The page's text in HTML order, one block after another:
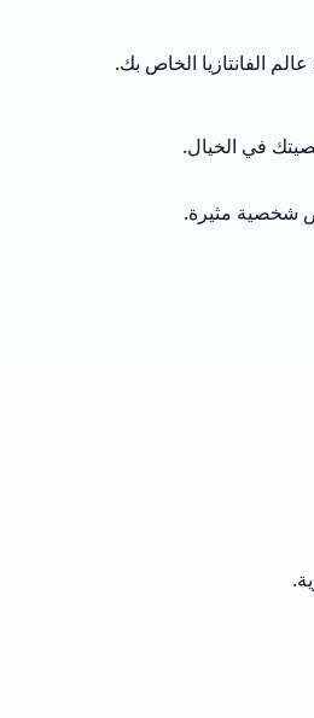
الفانتازيا الخاص بك.
في الخيال.
شخصية مثيرة.